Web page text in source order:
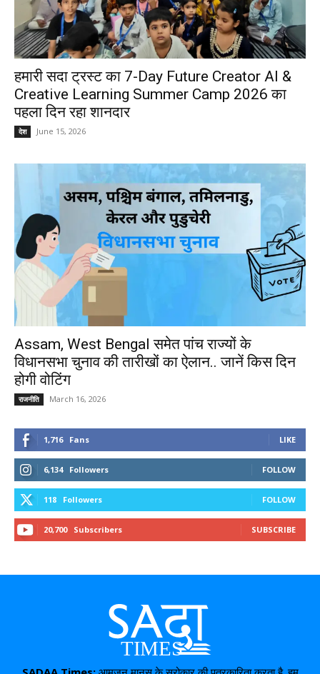
हमारी सदा ट्रस्ट का 7-Day Future Creator AI &
Creative Learning Summer Camp 2026 का
पहला दिन रहा शानदार
देश June 15, 2026
Assam, West Bengal समेत पांच राज्यों के
विधानसभा चुनाव की तारीखों का ऐलान.. जानें किस दिन
होगी वोटिंग
राजनीति March 16, 2026
1,716 Fans LIKE
6,134 Followers FOLLOW
118 Followers FOLLOW
20,700 Subscribers SUBSCRIBE